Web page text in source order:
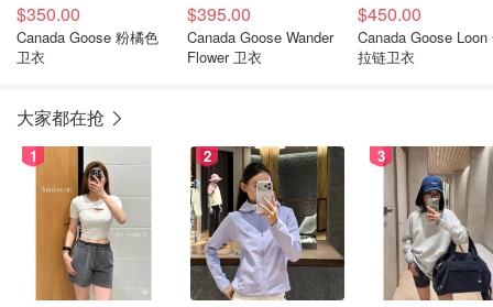
$350.00
Canada Goose 粉橘色
卫衣
$395.00
Canada Goose Wander
Flower 卫衣
$450.00
Canada Goose Loon
拉链卫衣
大家都在抢
1 2 3